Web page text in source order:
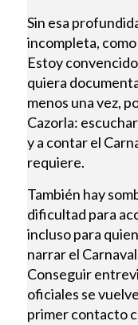
Sin esa
incompleta,
Estoy
quiera
menos una vez,
Cazorla:
y a contar el
requiere.
También hay
dificultad para
incluso para
narrar el
Conseguir
oficiales se
primer contacto